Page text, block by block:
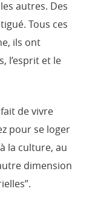
autres. Des
Tous ces
ils ont
l’esprit et le
de vivre
pour se loger
la culture, au
dimension